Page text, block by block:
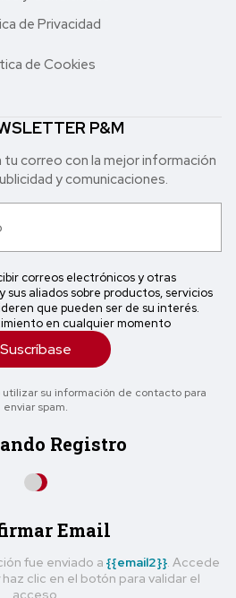
de Privacidad
de Cookies
P&M
correo con la mejor in formación
y comunicaciones.
correos electrónicos y otras
sus aliados sobre productos, servicios
que pueden ser de su interés.
en cualquier momento
Suscríbase
su información de contacto para
enviar spam.
Registro
Email
fue enviado a {{email2}}. Accede
clic en el botón para validar el
acceso.